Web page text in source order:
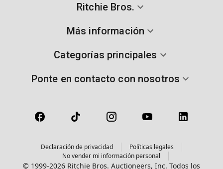
Ritchie Bros.
Más información
Categorías principales
Ponte en contacto con nosotros
Declaración de privacidad
Políticas legales
No vender mi información personal
© 1999-2026 Ritchie Bros. Auctioneers, Inc. Todos los